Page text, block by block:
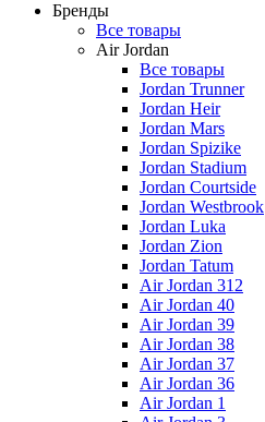
Бренды
Все товары
Air Jordan
Все товары
Jordan Trunner
Jordan Heir
Jordan Mars
Jordan Spizike
Jordan Stadium
Jordan Courtside
Jordan Westbrook
Jordan Luka
Jordan Zion
Jordan Tatum
Air Jordan 312
Air Jordan 40
Air Jordan 39
Air Jordan 38
Air Jordan 37
Air Jordan 36
Air Jordan 1